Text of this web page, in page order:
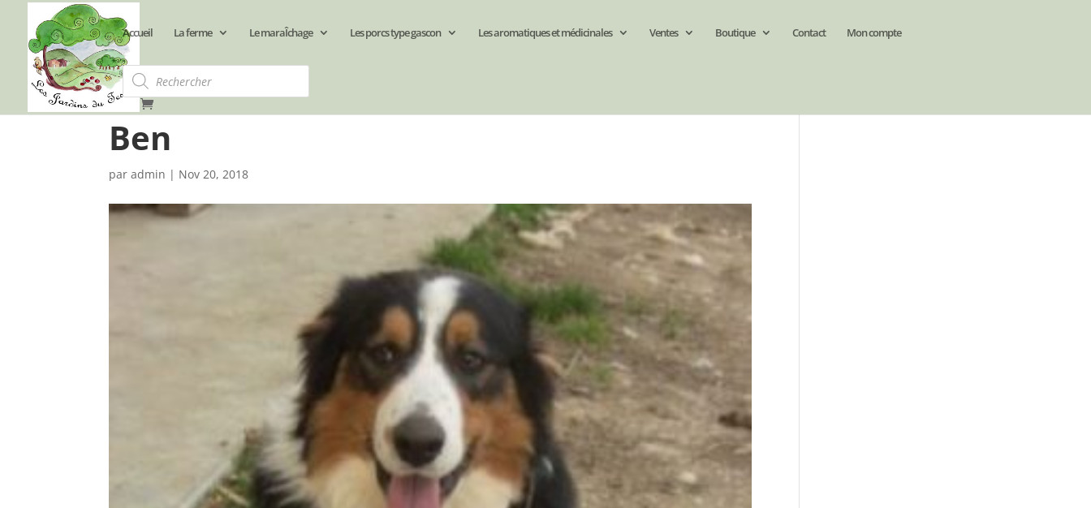
Accueil La ferme Le maraÎchage Les porcs type gascon Les aromatiques et médicinales Ventes Boutique Contact Mon compte
Recherche
de
produits
Ben
paradmin | Nov 20, 2018